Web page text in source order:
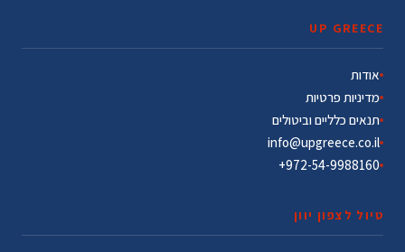
UP GREECE
אודות
מדיניות פרטיות
תנאים כלליים וביטולים
info@upgreece.co.il
972-54-9988160+
טיול לצפון יוון